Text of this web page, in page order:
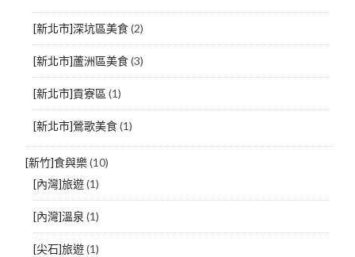
[新北市]深坑區美食(2)
[新北市]蘆洲區美食(3)
[新北市]貢寮區 (1)
[新北市]鶯歌美食(1)
[新竹]食與樂(10)
[內灣]旅遊(1)
[內灣]溫泉 (1)
[尖石]旅遊(1)